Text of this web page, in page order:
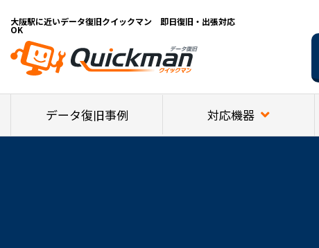
大阪駅に近いデータ復旧クイックマン 即日復旧・出張対応
OK
データ復旧事例 対応機器